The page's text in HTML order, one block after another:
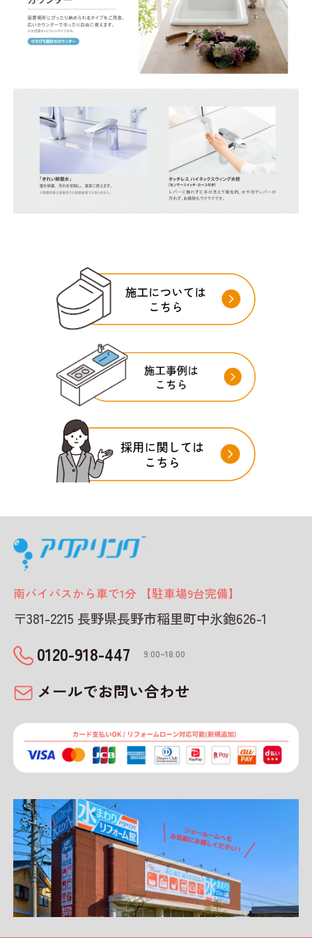
南バイパスから車で1分 【駐車場9台完備】
〒381-2215 長野県長野市稲里町中氷鉋626-1
0120-918-447 9:00~18:00
メールでお問い合わせ